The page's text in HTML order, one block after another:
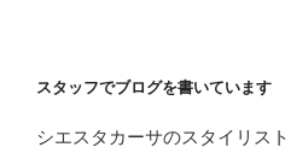
スタッフでブログを書いています
シエスタカーサのスタイリス